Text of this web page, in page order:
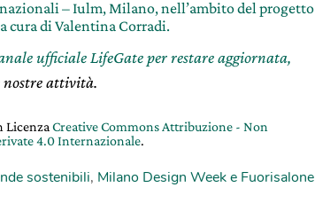
– Iulm, Milano, nell’ambito del progetto
cura di Valentina Corradi.
ufficiale LifeGate per restare aggiornata,
nostre attività.
Licenza Creative Commons Attribuzione - Non
4.0 Internazionale.
sostenibili, Milano Design Week e Fuorisalone